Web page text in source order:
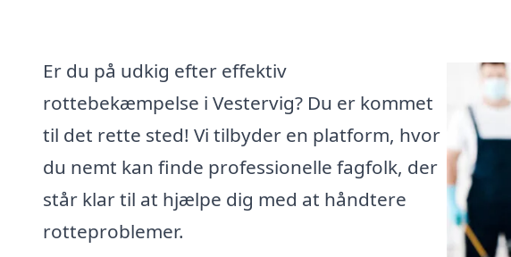
Er du på udkig efter effektiv
rottebekæmpelse i Vestervig? Du er kommet
til det rette sted! Vi tilbyder en platform, hvor
du nemt kan finde professionelle fagfolk, der
står klar til at hjælpe dig med at håndtere
rotteproblemer.